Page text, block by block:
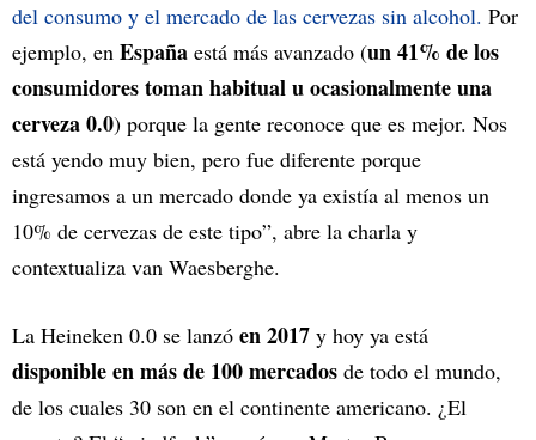
del consumo y el mercado de las cervezas sin alcohol. Por
ejemplo, en España está más avanzado (un 41% de los
consumidores toman habitual u ocasionalmente una
cerveza 0.0) porque la gente reconoce que es mejor. Nos
está yendo muy bien, pero fue diferente porque
ingresamos a un mercado donde ya existía al menos un
10% de cervezas de este tipo”, abre la charla y
contextualiza van Waesberghe.
La Heineken 0.0 se lanzó en 2017 y hoy ya está
disponible en más de 100 mercados de todo el mundo,
de los cuales 30 son en el continente americano. ¿El